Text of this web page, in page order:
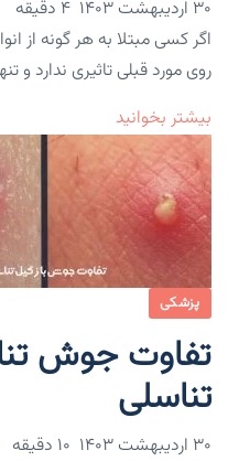
۳۰ اردیبهشت ۱۴۰۳
روی مورد قبلی تاثیری ندارد و
بیشتر بخوانید
پزشکی
تفاوت جوش
تناسلی
۳۰ اردیبهشت ۱۴۰۳